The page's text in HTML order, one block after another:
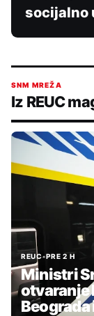
socijalno
SNM MREŽA
Iz REUC
REUC•PRE 2 H
Ministri
otvaranje
Beograda